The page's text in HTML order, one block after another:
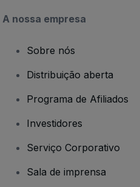
A nossa empresa
Sobre nós
Distribuição aberta
Programa de Afiliados
Investidores
Serviço Corporativo
Sala de imprensa